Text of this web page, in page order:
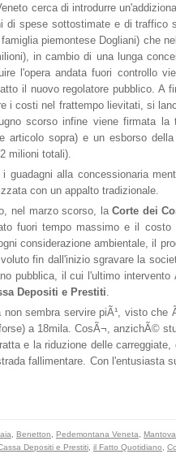
cerca di introdurre
di spese sottostimate e di traffico
piemontese Dogliani) che
in cambio di una lunga
l'opera andata fuori controllo
il nuovo regolatore pubblico. A
i costi nel frattempo lievitati, si
scorso infine viene firmata la
articolo sopra) e un esborso
milioni totali).
guadagni alla concessionaria
con un appalto tradizionale.
nel marzo scorso, laCorte dei
fuori tempo massimo e il costo
considerazione ambientale, il
fin dall'inizio sgravare la
pubblica, il cui l'ultimo intervento
Depositi e Prestiti.
sembra servire piÃ¹, visto che
a 18mila. CosÃ¬, anzichÃ©
e la riduzione delle carreggiate,
fallimentare. Con l'entusiasta
Benetton Pedemontana Veneta
Depositi e Prestiti il Fatto Quotidiano